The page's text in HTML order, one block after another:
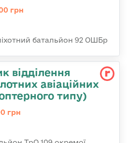
грн
батальйон 92 ОШБр
відділення
авіаційних
типу)
грн